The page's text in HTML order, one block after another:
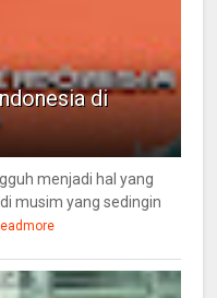
di
menjadi hal yang
musim yang sedingin